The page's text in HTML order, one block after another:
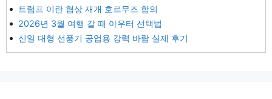
트럼프 이란 협상 재개 호르무즈 합의
2026년 3월 여행 갈 때 아우터 선택법
신일 대형 선풍기 공업용 강력 바람 실제 후기